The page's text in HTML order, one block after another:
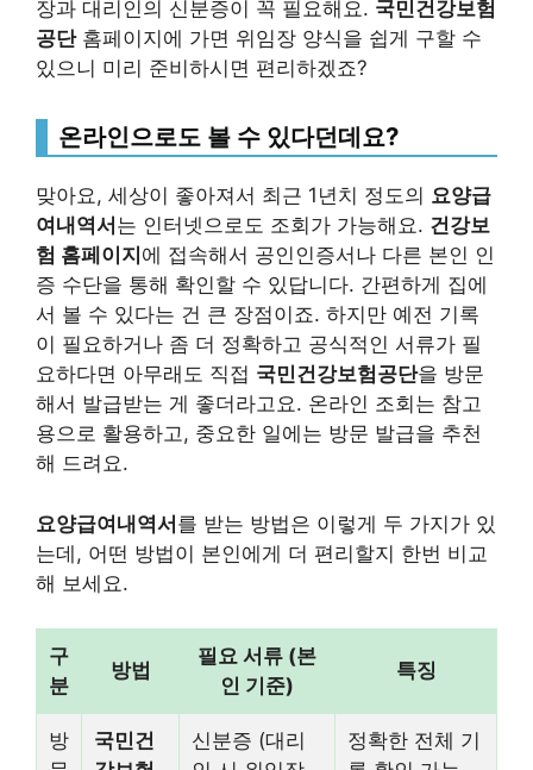
장과 대리인의 신분증이 꼭 필요해요. 국민건강보험
공단홈페이지에 가면 위임장 양식을 쉽게 구할 수
있으니 미리 준비하시면 편리하겠죠?
온라인으로도 볼 수 있다던데요?
맞아요, 세상이 좋아져서 최근 1년치 정도의 요양급
여내역서 는 인터넷으로도 조회가 가능해요. 건강보
험 홈페이지 에 접속해서 공인인증서나 다른 본인 인
증 수단을 통해 확인할 수 있답니다. 간편하게 집에
서 볼 수 있다는 건 큰 장점이죠. 하지만 예전 기록
이 필요하거나 좀 더 정확하고 공식적인 서류가 필
요하다면 아무래도 직접 국민건강보험공단을 방문
해서 발급받는 게 좋더라고요. 온라인 조회는 참고
용으로 활용하고, 중요한 일에는 방문 발급을 추천
해 드려요.
요양급여내역서를 받는 방법은 이렇게 두 가지가 있
는데, 어떤 방법이 본인에게 더 편리할지 한번 비교
해 보세요.
구
분
방법
필요 서류 (본
인 기준)
특징
방
국민건
신분증 (대리
정확한 전체 기